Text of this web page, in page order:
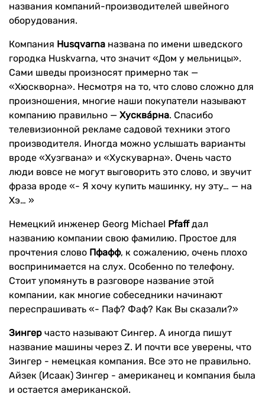
названия компаний-производителей швейного
оборудования.
Компания Husqvarna названа по имени шведского
городка Huskvarna, что значит «Дом у мельницы».
Сами шведы произносят примерно так —
«Хюскворна». Несмотря на то, что слово сложно для
произношения, многие наши покупатели называют
компанию правильно — Хусквáрна. Спасибо
телевизионной рекламе садовой техники этого
производителя. Иногда можно услышать варианты
вроде «Хузгвана» и «Хускуварна». Очень часто
люди вовсе не могут выговорить это слово, и звучит
фраза вроде «- Я хочу купить машинку, ну эту… — на
Хэ… »
Немецкий инженер Georg Michael Pfaffдал
названию компании свою фамилию. Простое для
прочтения слово Пфафф, к сожалению, очень плохо
воспринимается на слух. Особенно по телефону.
Стоит упомянуть в разговоре название этой
компании, как многие собеседники начинают
переспрашивать «- Паф? Фаф? Как Вы сказали?»
Зингер часто называют Сингер. А иногда пишут
название машины через Z. И почти все уверены, что
Зингер - немецкая компания. Все это не правильно.
Айзек (Исаак) Зингер - американец и компания была
и остается американской.